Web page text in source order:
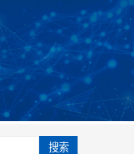
搜索